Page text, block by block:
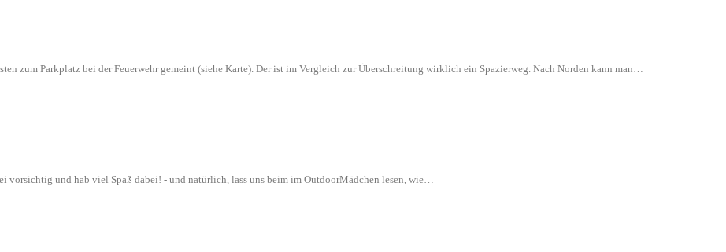
zum Parkplatz bei der Feuerwehr gemeint (siehe Karte). Der ist im Vergleich zur Überschreitung wirklich ein Spazierweg. Nach Norden kann man…
vorsichtig und hab viel Spaß dabei! - und natürlich, lass uns beim im OutdoorMädchen lesen, wie…